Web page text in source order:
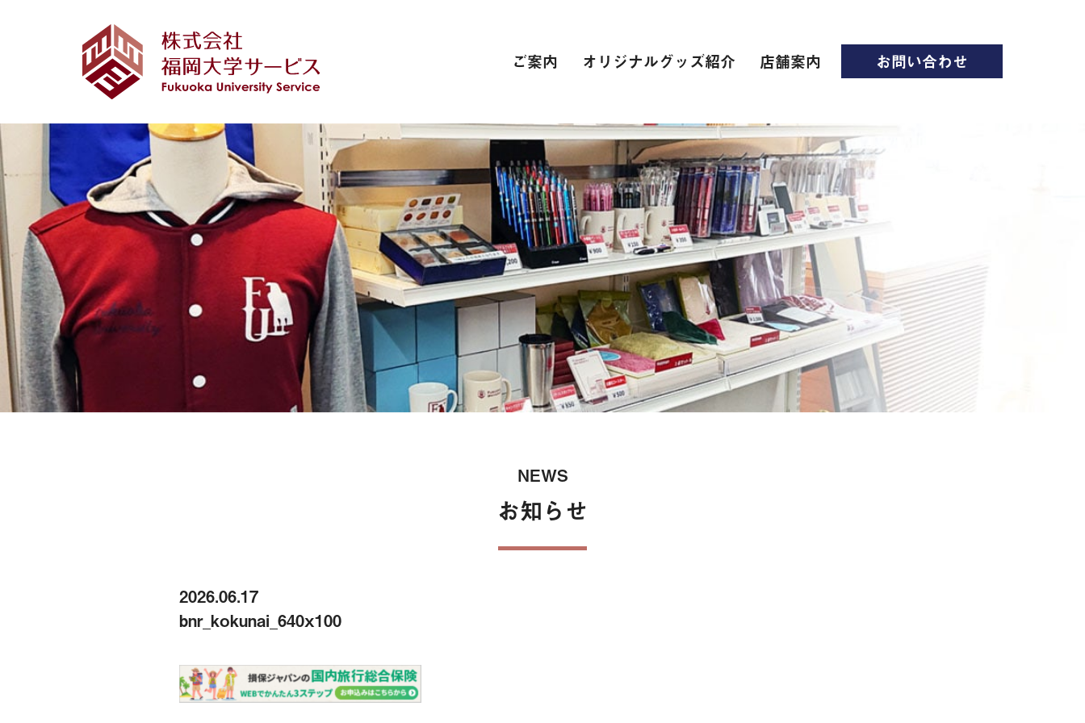
ご案内
インターネット接続環境
電子辞書[教科書販売サイト]
自動車学校
スーツ
専門学校
卒業式 衣裳レンタル
レンタカー
保険
オリジナルグッズ紹介 店舗案内 お問い合わせ
NEWS
お知らせ
2026.06.17
bnr_kokunai_640x100